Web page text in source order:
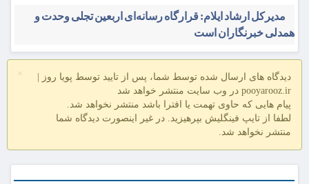
مدیرکل ارشاد ایلام: قرارگاه رسانه‌ای اربعین تجلی وحدت و
همدلی خبرنگاران است
×
دیدگاه های ارسال شده توسط شما، پس از تایید توسط پویا روز |
pooyarooz.ir در وب سایت منتشر خواهد شد
پیام هایی که حاوی تهمت یا افترا باشد منتشر نخواهد شد.
لطفا از تایپ فینگلیش بپرهیزید. در غیر اینصورت دیدگاه شما
منتشر نخواهد شد.